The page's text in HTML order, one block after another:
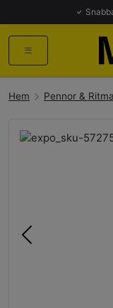
Hem Pennor &
Föregående